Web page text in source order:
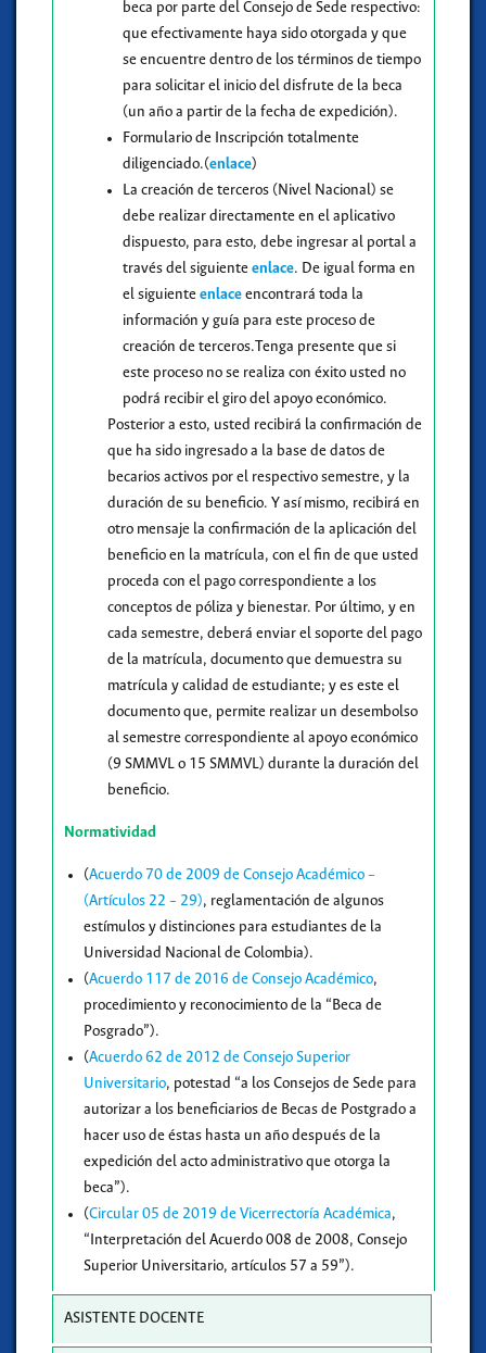
beca por parte del Consejo de Sede respectivo:
que efectivamente haya sido otorgada y que
se encuentre dentro de los términos de tiempo
para solicitar el inicio del disfrute de la beca
(un año a partir de la fecha de expedición).
Formulario de Inscripción totalmente
diligenciado.(enlace)
La creación de terceros (Nivel Nacional) se
debe realizar directamente en el aplicativo
dispuesto, para esto, debe ingresar al portal a
través del siguiente enlace. De igual forma en
el siguiente enlace encontrará toda la
información y guía para este proceso de
creación de terceros.Tenga presente que si
este proceso no se realiza con éxito usted no
podrá recibir el giro del apoyo económico.
Posterior a esto, usted recibirá la confirmación de
que ha sido ingresado a la base de datos de
becarios activos por el respectivo semestre, y la
duración de su beneficio. Y así mismo, recibirá en
otro mensaje la confirmación de la aplicación del
beneficio en la matrícula, con el fin de que usted
proceda con el pago correspondiente a los
conceptos de póliza y bienestar. Por último, y en
cada semestre, deberá enviar el soporte del pago
de la matrícula, documento que demuestra su
matrícula y calidad de estudiante; y es este el
documento que, permite realizar un desembolso
al semestre correspondiente al apoyo económico
(9 SMMVL o 15 SMMVL) durante la duración del
beneficio.
Normatividad
(Acuerdo 70 de 2009 de Consejo Académico –
(Artículos 22 – 29), reglamentación de algunos
estímulos y distinciones para estudiantes de la
Universidad Nacional de Colombia).
(Acuerdo 117 de 2016 de Consejo Académico,
procedimiento y reconocimiento de la “Beca de
Posgrado”).
(Acuerdo 62 de 2012 de Consejo Superior
Universitario, potestad “a los Consejos de Sede para
autorizar a los beneficiarios de Becas de Postgrado a
hacer uso de éstas hasta un año después de la
expedición del acto administrativo que otorga la
beca”).
(Circular 05 de 2019 de Vicerrectoría Académica,
“Interpretación del Acuerdo 008 de 2008, Consejo
Superior Universitario, artículos 57 a 59”).
ASISTENTE DOCENTE